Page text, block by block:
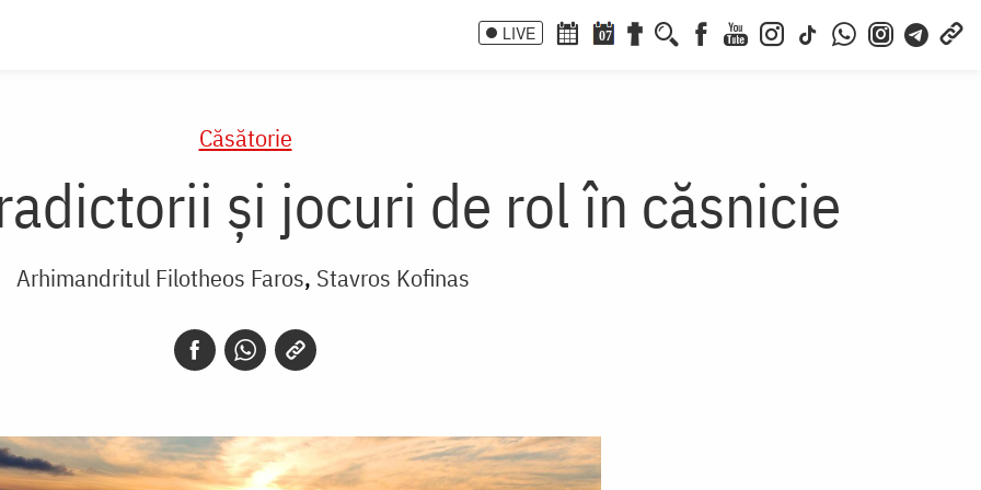
LIVE 07
Căsătorie
și jocuri de rol în căsnicie
Arhimandritul Filotheos Faros Stavros Kofinas